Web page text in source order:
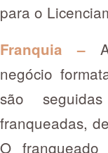
para o
Franquia –
negócio
são
franqueadas,
O